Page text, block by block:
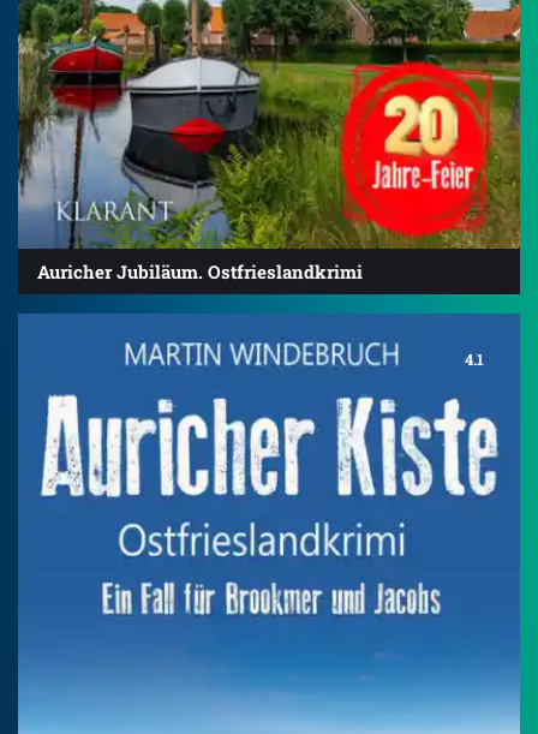
Auricher Jubiläum. Ostfrieslandkrimi
4.1